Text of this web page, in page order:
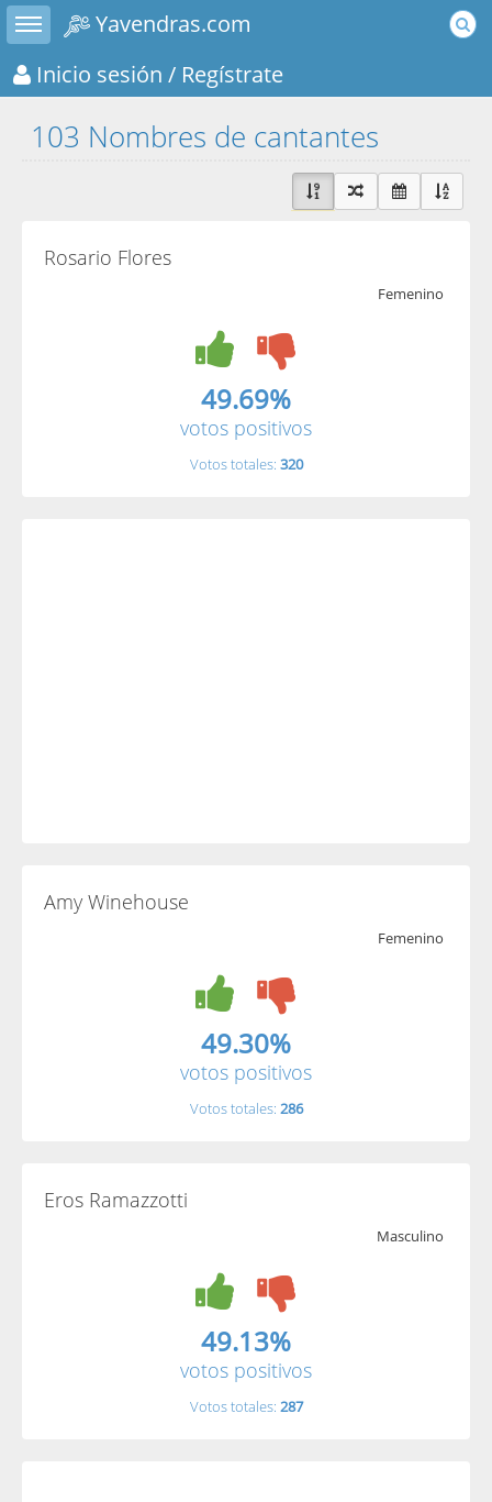
Toggle sidebar
Yavendras.com
Inicio sesión / Regístrate
103 Nombres de cantantes
Rosario Flores
Femenino
49.69%
votos positivos
Votos totales: 320
Amy Winehouse
Femenino
49.30%
votos positivos
Votos totales: 286
Eros Ramazzotti
Masculino
49.13%
votos positivos
Votos totales: 287